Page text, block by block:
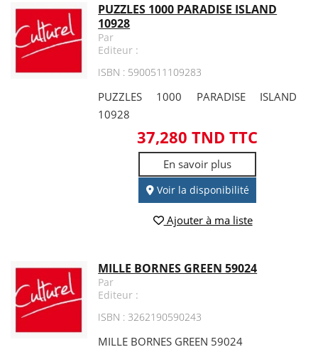
PUZZLES 1000 PARADISE ISLAND
10928
Par
Editeur :
ISBN : 5900511109283
PUZZLES 1000 PARADISE ISLAND
10928
37,280 TND TTC
En savoir plus
Voir la disponibilité
Ajouter à ma liste
MILLE BORNES GREEN 59024
Par
Editeur :
ISBN : 3262190590243
MILLE BORNES GREEN 59024